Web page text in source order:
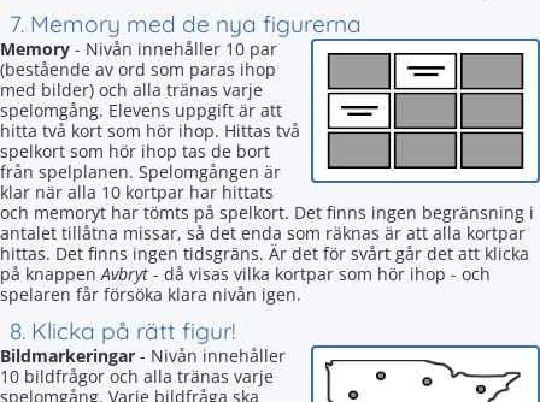
7. Memory med de nya figurerna
Memory - Nivån innehåller 10 par
(bestående av ord som paras ihop
med bilder) och alla tränas varje
spelomgång. Elevens uppgift är att
hitta två kort som hör ihop. Hittas två
spelkort som hör ihop tas de bort
från spelplanen. Spelomgången är
klar när alla 10 kortpar har hittats
och memoryt har tömts på spelkort. Det finns ingen begränsning i
antalet tillåtna missar, så det enda som räknas är att alla kortpar
hittas. Det finns ingen tidsgräns. Är det för svårt går det att klicka
på knappenAvbryt - då visas vilka kortpar som hör ihop - och
spelaren får försöka klara nivån igen.
8. Klicka på rätt figur!
Bildmarkeringar - Nivån innehåller
10 bildfrågor och alla tränas varje
spelomgång. Varje bildfråga ska